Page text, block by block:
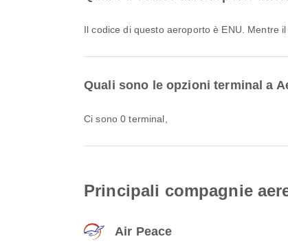
Il codice di questo aeroporto è ENU. Mentre il
Quali sono le opzioni terminal a
Ci sono 0 terminal,
Principali compagnie
Air Peace